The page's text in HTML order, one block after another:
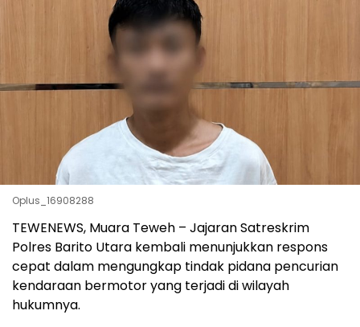
Oplus_16908288
TEWENEWS, Muara Teweh – Jajaran Satreskrim
Polres Barito Utara kembali menunjukkan respons
cepat dalam mengungkap tindak pidana pencurian
kendaraan bermotor yang terjadi di wilayah
hukumnya.